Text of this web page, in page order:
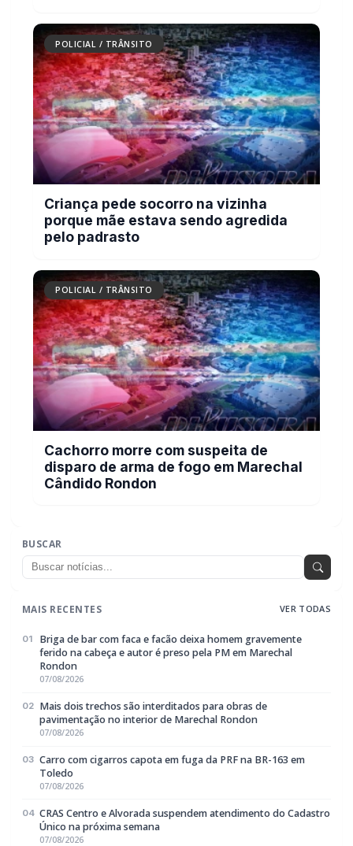
POLICIAL / TRÂNSITO
Criança pede socorro na vizinha
porque mãe estava sendo agredida
pelo padrasto
POLICIAL / TRÂNSITO
Cachorro morre com suspeita de
disparo de arma de fogo em Marechal
Cândido Rondon
BUSCAR
MAIS RECENTES VER TODAS
01
Briga de bar com faca e facão deixa homem gravemente
ferido na cabeça e autor é preso pela PM em Marechal
Rondon
07/08/2026
02 Mais dois trechos são interditados para obras de
pavimentação no interior de Marechal Rondon
07/08/2026
03 Carro com cigarros capota em fuga da PRF na BR-163 em
Toledo
07/08/2026
04 CRAS Centro e Alvorada suspendem atendimento do Cadastro
Único na próxima semana
07/08/2026